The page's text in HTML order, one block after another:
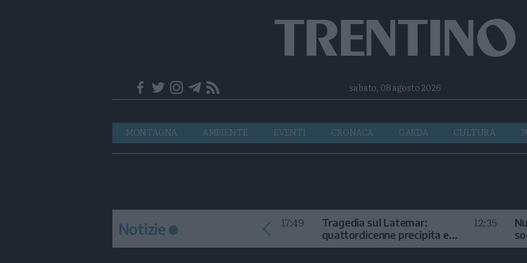
Telegram
RSSsabato, 08 agosto 2026
Navigazione
principale
MONTAGNA AMBIENTE EVENTI CRONACA GARDA CULTURA
Notizie 17:49
Tragedia sul Latemar:
quattordicenne precipita e
muore
12:35